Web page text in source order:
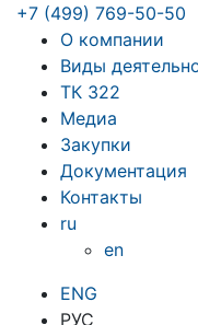
+7 (499) 769-50-50
О компании
Виды
ТК 322
Медиа
Закупки
Документация
Контакты
ru
en
ENG
РУС